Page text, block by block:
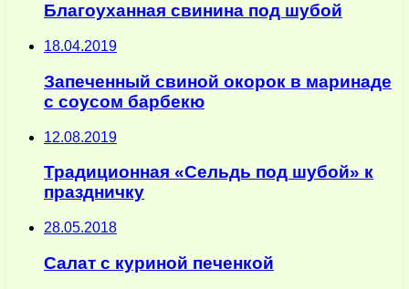
Благоуханная свинина под шубой
18.04.2019
Запеченный свиной окорок в маринаде
с соусом барбекю
12.08.2019
Традиционная «Сельдь под шубой» к
праздничку
28.05.2018
Салат с куриной печенкой